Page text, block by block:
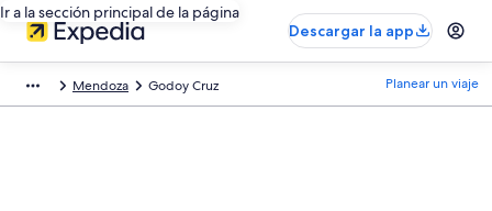
Ir a la sección principal de la página
Descargar la app
Mendoza Godoy Cruz Planear un viaje